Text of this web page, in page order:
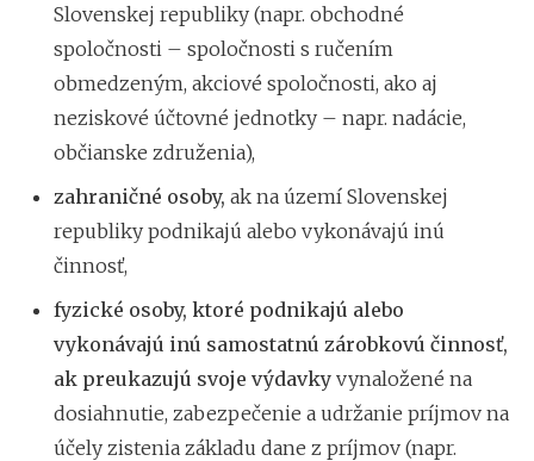
Slovenskej republiky (napr. obchodné
spoločnosti – spoločnosti s ručením
obmedzeným, akciové spoločnosti, ako aj
neziskové účtovné jednotky – napr. nadácie,
občianske združenia),
zahraničné osoby, ak na území Slovenskej
republiky podnikajú alebo vykonávajú inú
činnosť,
fyzické osoby, ktoré podnikajú alebo
vykonávajú inú samostatnú zárobkovú činnosť,
ak preukazujú svoje výdavky vynaložené na
dosiahnutie, zabezpečenie a udržanie príjmov na
účely zistenia základu dane z príjmov (napr.